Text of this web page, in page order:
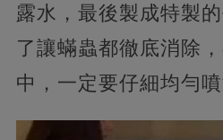
露水，最後製成特製
了讓蟎蟲都徹底消除
中，一定要仔細均勻噴